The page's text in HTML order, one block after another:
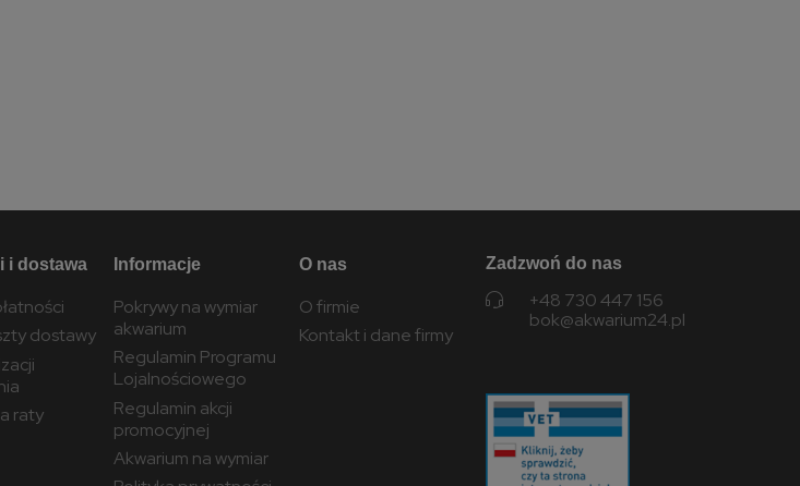
i dostawa
dostawy
raty
Informacje
Pokrywy na wymiar
akwarium
Regulamin Programu
Lojalnościowego
Regulamin akcji
promocyjnej
Akwarium na wymiar
O nas
O firmie
Kontakt i dane firmy
Zadzwoń do nas
+48 730 447 156
bok@akwarium24.pl